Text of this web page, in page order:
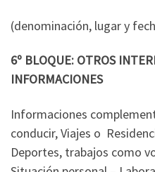
(denominación, lugar y
6º BLOQUE: OTROS
INFORMACIONES
Informaciones
conducir, Viajes o
Deportes, trabajos como